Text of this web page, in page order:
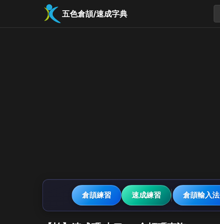
五色倉頡/速成字典
倉頡練習 速成練習 倉頡輸入法